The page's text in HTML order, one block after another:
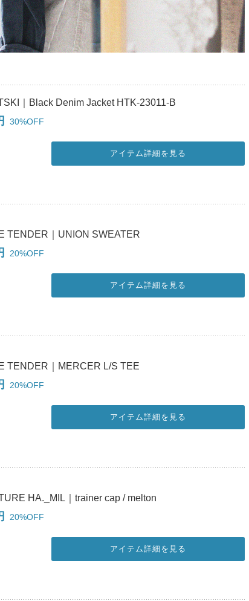
｜Black Denim Jacket HTK-23011-B
30%OFF
アイテム詳細を見る
TENDER｜UNION SWEATER
20%OFF
アイテム詳細を見る
TENDER｜MERCER L/S TEE
20%OFF
アイテム詳細を見る
HA._MIL｜trainer cap / melton
20%OFF
アイテム詳細を見る